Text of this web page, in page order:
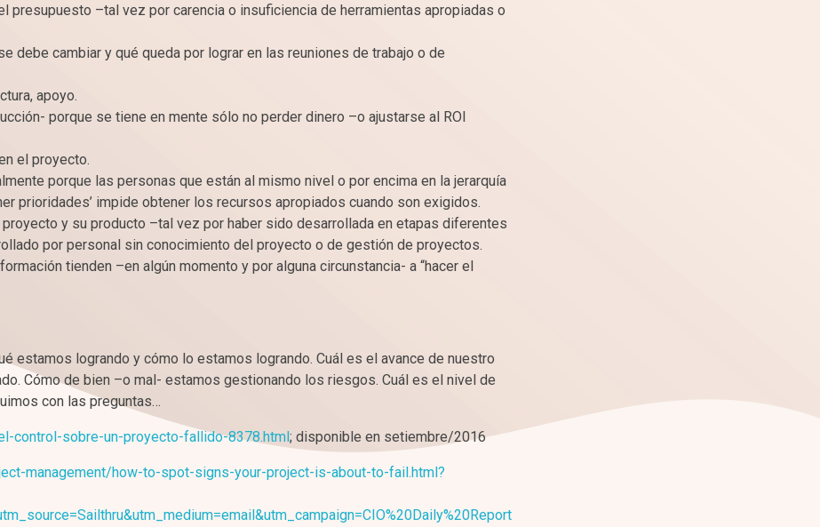
presupuesto –tal vez por carencia o insuficiencia de herramientas apropiadas o
debe cambiar y qué queda por lograr en las reuniones de trabajo o de
apoyo.
porque se tiene en mente sólo no perder dinero –o ajustarse al ROI
el proyecto.
porque las personas que están al mismo nivel o por encima en la jerarquía
prioridades’ impide obtener los recursos apropiados cuando son exigidos.
y su producto –tal vez por haber sido desarrollada en etapas diferentes
por personal sin conocimiento del proyecto o de gestión de proyectos.
tienden –en algún momento y por alguna circunstancia- a “hacer el
estamos logrando y cómo lo estamos logrando. Cuál es el avance de nuestro
Cómo de bien –o mal- estamos gestionando los riesgos. Cuál es el nivel de
con las preguntas…
control-sobre-un-proyecto-fallido-8378.html; disponible en setiembre/2016
management/how-to-spot-signs-your-project-is-about-to-fail.html?